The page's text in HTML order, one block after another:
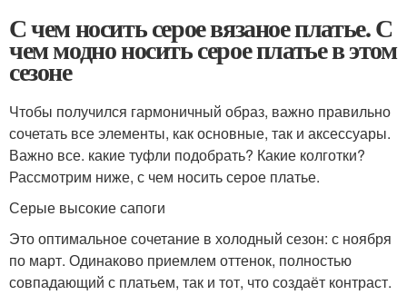
С чем носить серое вязаное платье. С
чем модно носить серое платье в этом
сезоне
Чтобы получился гармоничный образ, важно правильно
сочетать все элементы, как основные, так и аксессуары.
Важно все. какие туфли подобрать? Какие колготки?
Рассмотрим ниже, с чем носить серое платье.
Серые высокие сапоги
Это оптимальное сочетание в холодный сезон: с ноября
по март. Одинаково приемлем оттенок, полностью
совпадающий с платьем, так и тот, что создаёт контраст.